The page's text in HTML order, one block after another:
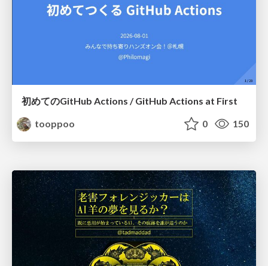
初めてのGitHub Actions / GitHub Actions at First
tooppoo
0 150